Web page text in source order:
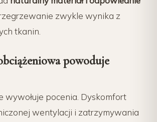
zwykle wynika z
tkanin.
powoduje
wywołuje pocenia. Dyskomfort
wentylacji i zatrzymywania